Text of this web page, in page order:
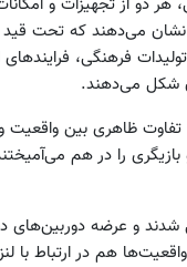
نشان می‌دهند که تحت
فرهنگی، فرایندهای
شکل می‌دهند.
ظاهری بین واقعیت
را در هم
و عرضه دوربین‌های
هم در ارتباط با